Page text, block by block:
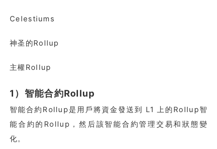
Celestiums
神圣的Rollup
主權Rollup
1）智能合約Rollup
智能合約Rollup是用戶將資金發送到 L1 上的Rollup智
能合約的Rollup，然后該智能合約管理交易和狀態變
化。